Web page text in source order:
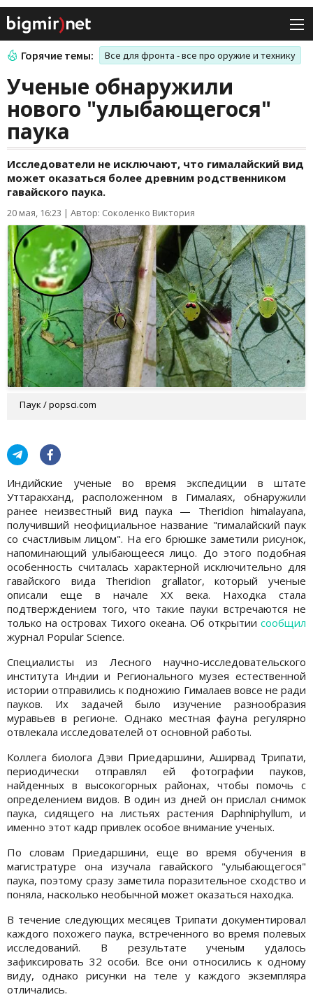
Горячие темы: Все для фронта - все про оружие и технику
Ученые обнаружили
нового "улыбающегося"
паука
Исследователи не исключают, что гималайский вид
может оказаться более древним родственником
гавайского паука.
20 мая, 16:23 | Автор: Соколенко Виктория
Паук / popsci.com
Индийские ученые во время экспедиции в штате
Уттаракханд, расположенном в Гималаях, обнаружили
ранее неизвестный вид паука — Theridion himalayana,
получивший неофициальное название "гималайский паук
со счастливым лицом". На его брюшке заметили рисунок,
напоминающий улыбающееся лицо. До этого подобная
особенность считалась характерной исключительно для
гавайского вида Theridion grallator, который ученые
описали еще в начале XX века. Находка стала
подтверждением того, что такие пауки встречаются не
только на островах Тихого океана. Об открытии сообщил
журнал Popular Science.
Специалисты из Лесного научно-исследовательского
института Индии и Регионального музея естественной
истории отправились к подножию Гималаев вовсе не ради
пауков. Их задачей было изучение разнообразия
муравьев в регионе. Однако местная фауна регулярно
отвлекала исследователей от основной работы.
Коллега биолога Дэви Приедаршини, Аширвад Трипати,
периодически отправлял ей фотографии пауков,
найденных в высокогорных районах, чтобы помочь с
определением видов. В один из дней он прислал снимок
паука, сидящего на листьях растения Daphniphyllum, и
именно этот кадр привлек особое внимание ученых.
По словам Приедаршини, еще во время обучения в
магистратуре она изучала гавайского "улыбающегося"
паука, поэтому сразу заметила поразительное сходство и
поняла, насколько необычной может оказаться находка.
В течение следующих месяцев Трипати документировал
каждого похожего паука, встреченного во время полевых
исследований. В результате ученым удалось
зафиксировать 32 особи. Все они относились к одному
виду, однако рисунки на теле у каждого экземпляра
отличались.